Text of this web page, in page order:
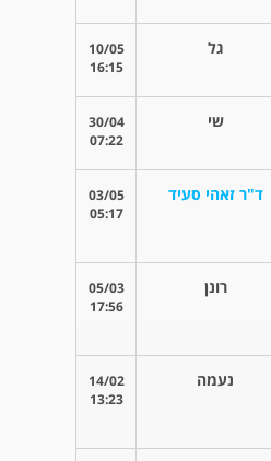
גל
10/05
16:15
שי
30/04
07:22
ד"ר זאהי סעיד
03/05
05:17
רונן
05/03
17:56
נעמה
14/02
13:23